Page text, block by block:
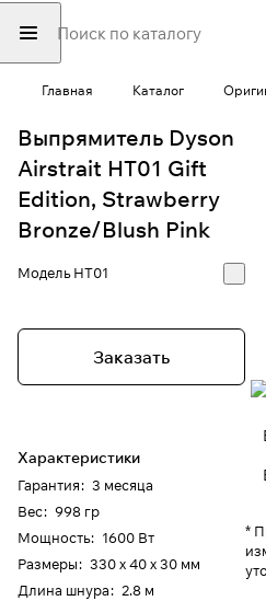
Главная Каталог
Выпрямитель Dyson
Airstrait HT01 Gift
Edition, Strawberry
Bronze/Blush Pink
МодельHT01
Заказать
Характеристики
Гарантия: 3 месяца
Вес: 998 гр
Мощность: 1600 Вт
Размеры: 330 х 40 х 30 мм
Длина шнура: 2.8 м
*